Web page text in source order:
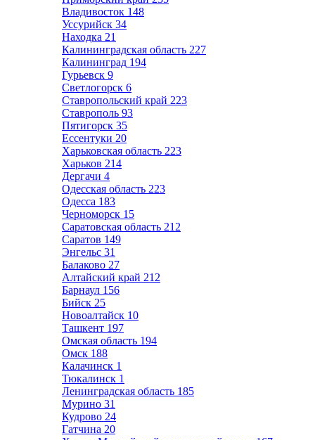
Владивосток 148
Уссурийск 34
Находка 21
Калининградская область 227
Калининград 194
Гурьевск 9
Светлогорск 6
Ставропольский край 223
Ставрополь 93
Пятигорск 35
Ессентуки 20
Харьковская область 223
Харьков 214
Дергачи 4
Одесская область 223
Одесса 183
Черноморск 15
Саратовская область 212
Саратов 149
Энгельс 31
Балаково 27
Алтайский край 212
Барнаул 156
Бийск 25
Новоалтайск 10
Ташкент 197
Омская область 194
Омск 188
Калачинск 1
Тюкалинск 1
Ленинградская область 185
Мурино 31
Кудрово 24
Гатчина 20